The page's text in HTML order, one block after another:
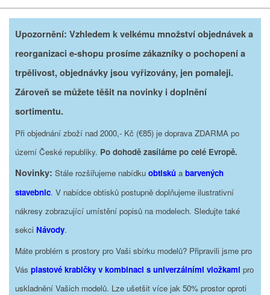
Upozornění: Vzhledem k velkému množství objednávek a
reorganizaci e-shopu prosíme zákazníky o pochopení a
trpělivost, objednávky jsou vyřizovány, jen pomaleji.
Zároveň se můžete těšit na novinky i doplnění
sortimentu.
Při objednání zboží nad 2000,- Kč (€85) je doprava ZDARMA po
území České republiky. Po dohodě zasíláme po celé Evropě.
Novinky: Stále rozšiřujeme nabídku obtisků a barvených
stavebnic. V nabídce obtisků postupně doplňujeme ilustrativní
nákresy zobrazující umístění popisů na modelech. Sledujte také
sekci Návody.
Máte problém s prostory pro Vaši sbírku modelů? Připravili jsme pro
Vás plastové krabičky v kombinaci s univerzálními vložkami pro
uskladnění Vašich modelů. Lze ušetšit více jak 50% prostor oproti